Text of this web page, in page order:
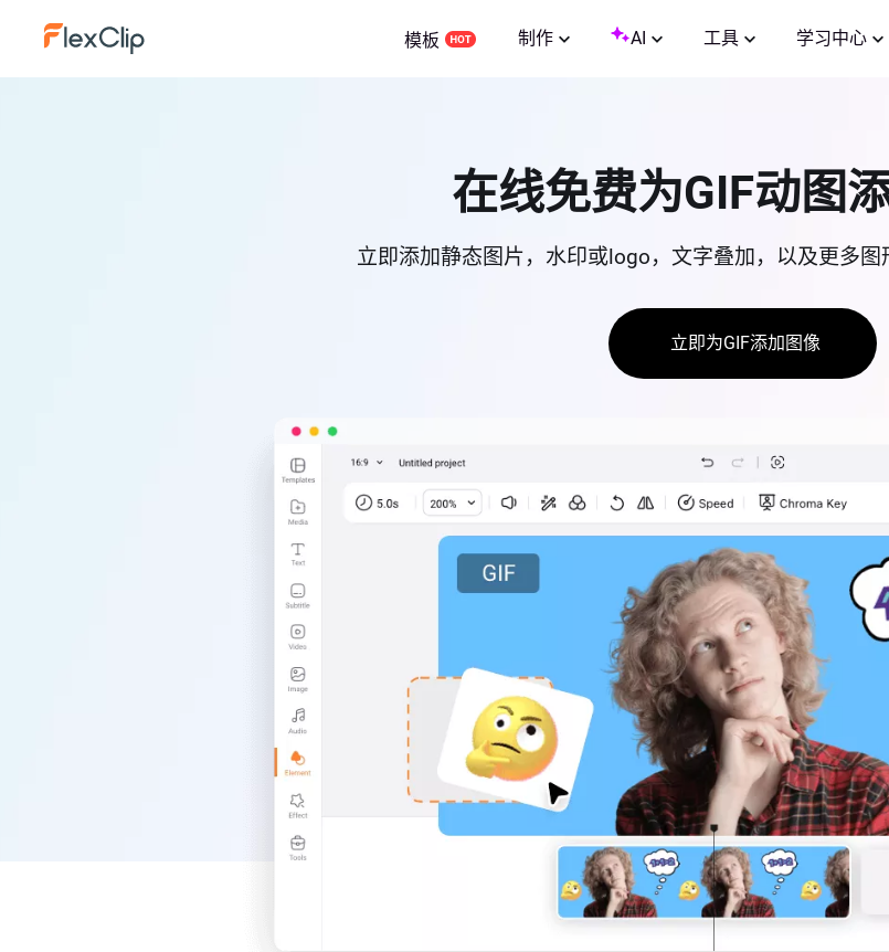
模板 制作 AI 工具 学习中心
在线免费为GIF动图
立即添加静态图片，水印或logo，文字叠加，以及更多图
立即为GIF添加图像